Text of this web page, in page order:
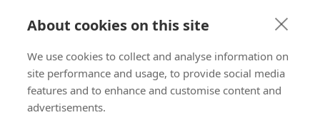
Návrh podlahového vykurovania
Súbory na stiahnutie
Nízkoenergetické domy
Predaj
About cookies on this site
We use cookies to collect and analyse information on
site performance and usage, to provide social media
features and to enhance and customise content and
advertisements.